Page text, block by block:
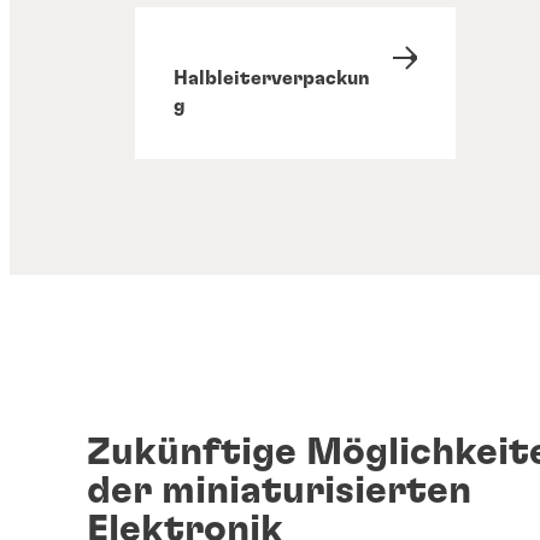
Halbleiterverpackun
g
Zukünftige
der miniaturisierten
Elektronik